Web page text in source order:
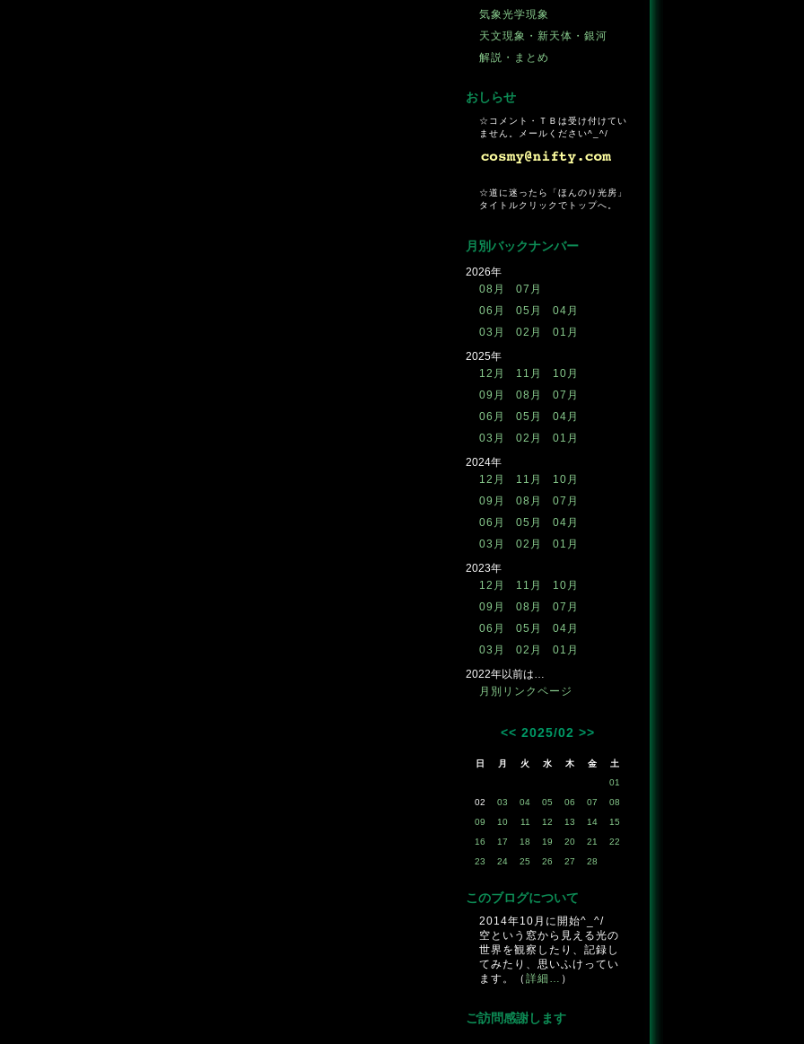
気象光学現象
天文現象・新天体・銀河
解説・まとめ
おしらせ
☆コメント・ＴＢは受け付けてい
ません。メールください^_^/
☆道に迷ったら「ほんのり光房」
タイトルクリックでトップへ。
月別バックナンバー
2026年
08月
07月
06月
05月
04月
03月
02月
01月
2025年
12月
11月
10月
09月
08月
07月
06月
05月
04月
03月
02月
01月
2024年
12月
11月
10月
09月
08月
07月
06月
05月
04月
03月
02月
01月
2023年
12月
11月
10月
09月
08月
07月
06月
05月
04月
03月
02月
01月
2022年以前は…
月別リンクページ
<< 2025/02 >>
日 月 火 水 木 金
土
01
02
03 04 05 06 07
08
09
10 11 12 13 14
15
16
17 18 19 20 21
22
23
24 25 26 27 28
このブログについて
2014年10月に開始^_^/
空という窓から見える光の
世界を観察したり、記録し
てみたり、思いふけってい
ます。（ 詳細… ）
ご訪問感謝します